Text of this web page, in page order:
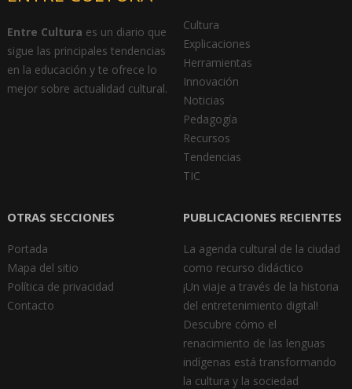
Entre Cultura es un diario que
sigue las principales tendencias
en la educación y te ofrece lo
mejor sobre actualidad cultural.
Cultura
Explicaciones
Herramientas
Innovación
Noticias
Pedagogía
Recursos
Tendencias
TIC
OTRAS SECCIONES
Portada
Mapa del sitio
Política de privacidad
Contacto
PUBLICACIONES RECIENTES
La agenda cultural de la ciudad
como recurso didáctico
¡Un viaje a través de la historia
del entretenimiento digital!
Descubre cómo el
renacimiento de las lenguas
indígenas está transformando
la cultura y la sociedad